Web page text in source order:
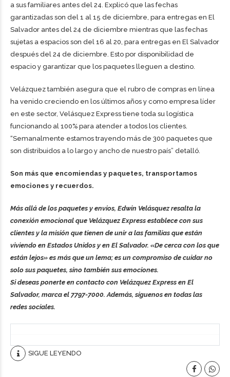
a sus familiares antes del 24. Explicó que las fechas
garantizadas son del 1 al 15 de diciembre, para entregas en El
Salvador antes del 24 de diciembre mientras que las fechas
sujetas a espacios son del 16 al 20, para entregas en El Salvador
después del 24 de diciembre. Esto por disponibilidad de
espacio y garantizar que los paquetes lleguen a destino.
Velázquez también asegura que el rubro de compras en línea
ha venido creciendo en los últimos años y como empresa líder
en este sector, Velásquez Express tiene toda su logística
funcionando al 100% para atender a todos los clientes.
“Semanalmente estamos trayendo más de 300 paquetes que
son distribuidos a lo largo y ancho de nuestro país” detalló.
Son más que encomiendas y paquetes, transportamos
emociones y recuerdos.
Más allá de los paquetes y envíos, Edwin Velásquez resalta la
conexión emocional que Velázquez Express establece con sus
clientes y la misión que tienen de unir a las familias que están
viviendo en Estados Unidos y en El Salvador. «De cerca con los que
están lejos» es más que un lema; es un compromiso de cuidar no
solo sus paquetes, sino también sus emociones.
Si deseas ponerte en contacto con Velázquez Express en El
Salvador, marca el 7797-7000. Además, síguenos en todas las
redes sociales.
SIGUE LEYENDO